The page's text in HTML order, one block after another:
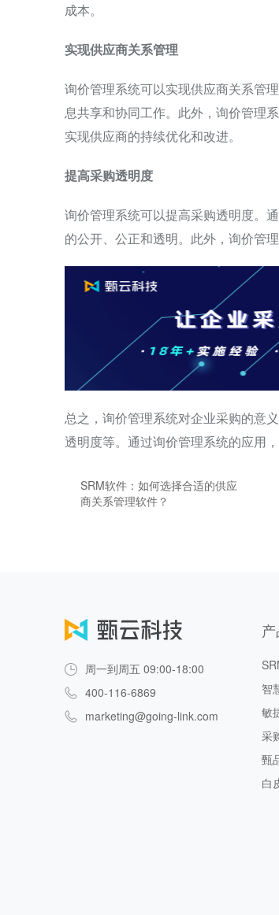
成本。
实现供应商关系管理
询价管理系统可以实现供应商关系管
息共享和协同工作。此外，询价管理
实现供应商的持续优化和改进。
提高采购透明度
询价管理系统可以提高采购透明度。
的公开、公正和透明。此外，询价管
总之，询价管理系统对企业采购的意
透明度等。通过询价管理系统的应用
SRM软件：如何选择合适的供应
商关系管理软件？
周一到周五 09:00-18:00
400-116-6869
marketing@going-link.com
智
敏
采
甄
白